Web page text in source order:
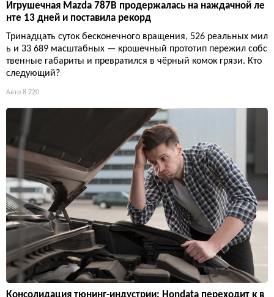
Игрушечная Mazda 787B продержалась на наждачной ле
нте 13 дней и поставила рекорд
Тринадцать суток бесконечного вращения, 526 реальных мил
ь и 33 689 масштабных — крошечный прототип пережил собс
твенные габариты и превратился в чёрный комок грязи. Кто
следующий?
Авто 8 720
Консолидация тюнинг-индустрии: Hondata переходит к в